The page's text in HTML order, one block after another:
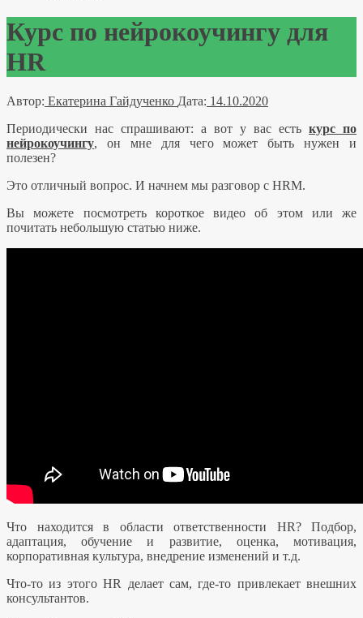
Курс по нейрокоучингу для
HR
Автор: Екатерина Гайдученко Дата: 14.10.2020
Периодически нас спрашивают: а вот у вас есть курс по
нейрокоучингу, он мне для чего может быть нужен и
полезен?
Это отличный вопрос. И начнем мы разговор с HRM.
Вы можете посмотреть короткое видео об этом или же
почитать небольшую статью ниже.
Что находится в области ответственности HR? Подбор,
адаптация, обучение и развитие, оценка, мотивация,
корпоративная культура, внедрение изменений и т.д.
Что-то из этого HR делает сам, где-то привлекает внешних
консультантов.